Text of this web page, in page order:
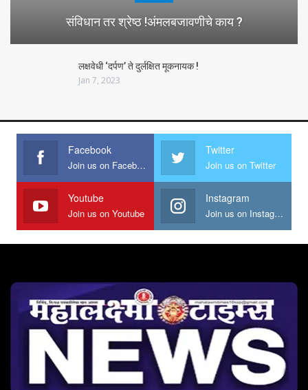
संविधान तर श्रेष्ठ !अंमलबजावणीचे काय ?
लक्षवेधी ‘दर्पण’ ते दुर्लक्षित मूकनायक !
Jan 7, 2023
Facebook
Join us on Facebook
Twitter
Join us on Twitter
Youtube
Join us on Youtube
Instagram
Join us on Instagram